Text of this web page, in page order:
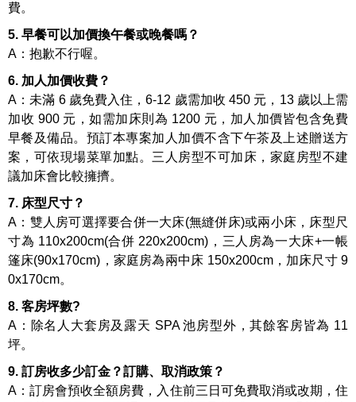
費。
5. 早餐可以加價換午餐或晚餐嗎？
A：抱歉不行喔。
6. 加人加價收費？
A：未滿 6 歲免費入住，6-12 歲需加收 450 元，13 歲以上需
加收 900 元，如需加床則為 1200 元，加人加價皆包含免費
早餐及備品。預訂本專案加人加價不含下午茶及上述贈送方
案，可依現場菜單加點。三人房型不可加床，家庭房型不建
議加床會比較擁擠。
7. 床型尺寸？
A：雙人房可選擇要合併一大床(無縫併床)或兩小床，床型尺
寸為 110x200cm(合併 220x200cm)，三人房為一大床+一帳
篷床(90x170cm)，家庭房為兩中床 150x200cm，加床尺寸 9
0x170cm。
8. 客房坪數?
A：除名人大套房及露天 SPA 池房型外，其餘客房皆為 11
坪。
9. 訂房收多少訂金？訂購、取消政策？
A：訂房會預收全額房費，入住前三日可免費取消或改期，住